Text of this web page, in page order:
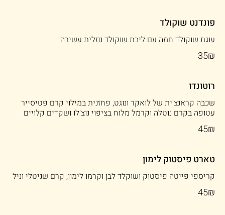
פונדנט שוקולד
עוגת שוקולד חמה עם ליבת שוקולד נוזלית עשירה
‏35 ‏₪
רוטונדו
שכבה קראנצ'ית של לואקר ונוגט, פחזנית במילוי קרם פטיסייר
עטופה בקרם נוטלה וקרמל מלוח בציפוי נוצ'לו ושקדים קלויים
‏45 ‏₪
טארט פיסטוק לימון
קריספי פייטה פיסטוק ושוקלד לבן וקרמו לימון, קרם שניטלי וניל
‏45 ‏₪